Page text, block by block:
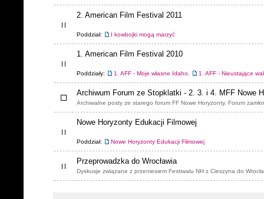
2. American Film Festival 2011
Poddział: I kowbojki mogą marzyć
1. American Film Festival 2010
Poddziały: 1. AFF - Moje własne Idaho, 1. AFF - Nieustające
Archiwum Forum ze Stopklatki - 2. 3. i 4. MFF Nowe
Archiwalne posty ze starego forum FF Nowe Horyzonty. Forum
Nowe Horyzonty Edukacji Filmowej
Poddział: Nowe Horyzonty Edukacji Filmowej
Przeprowadzka do Wrocławia
Dyskusje związane z przeniesiem Festiwalu NH z Cieszyna do